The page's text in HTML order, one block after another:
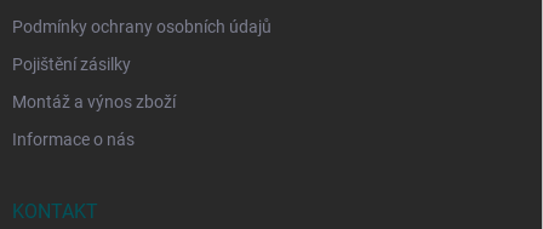
Podmínky ochrany osobních údajů
Pojištění zásilky
Montáž a výnos zboží
Informace o nás
KONTAKT